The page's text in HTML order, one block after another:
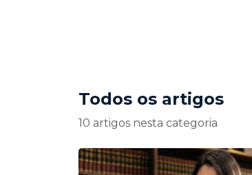
Todos os artigos
10 artigos nesta categoria